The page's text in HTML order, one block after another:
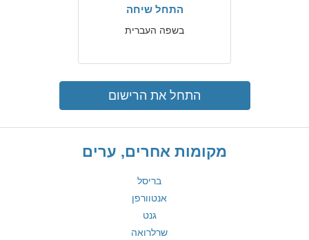
התחל שיחה
בשפה העברית
התחל את הרישום
מקומות אחרים, ערים
בריסל
אנטוורפן
גנט
שרלרואה